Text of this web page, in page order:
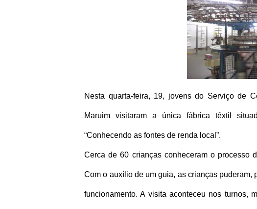
Nesta quarta-feira, 19, jovens do Serviço de
Maruim visitaram a única fábrica têxtil
“Conhecendo as fontes de renda local”.
Cerca de 60 crianças conheceram o processo
Com o auxílio de um guia, as crianças
funcionamento. A visita aconteceu nos turnos,